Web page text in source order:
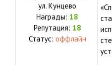
ул. Кунцево
Награды: 18
Репутация: 18
Статус: оффлайн